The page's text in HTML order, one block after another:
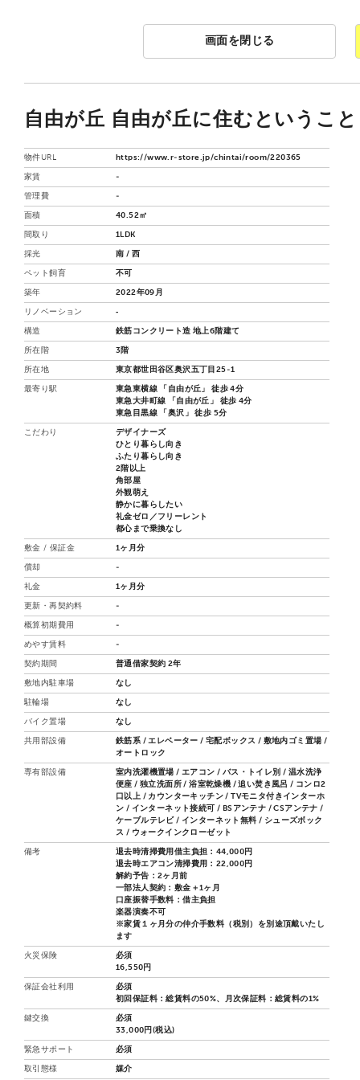
画面を閉じる
自由が丘 自由が丘に住むというこ
物件URL https://www.r-store.jp/chintai/room/220365
家賃 -
管理費 -
面積 40.52㎡
間取り 1LDK
採光 南 / 西
ペット飼育 不可
築年 2022年09月
リノベーション ‐
構造 鉄筋コンクリート造 地上6階建て
所在階 3階
所在地 東京都世田谷区奥沢五丁目25-1
最寄り駅
東急東横線 「自由が丘」 徒歩 4分
東急大井町線 「自由が丘」 徒歩 4分
東急目黒線 「奥沢」 徒歩 5分
こだわり
デザイナーズ
ひとり暮らし向き
ふたり暮らし向き
2階以上
角部屋
外観萌え
静かに暮らしたい
礼金ゼロ／フリーレント
都心まで乗換なし
敷金 / 保証金 1ヶ月分
償却 -
礼金 1ヶ月分
更新・再契約料 -
概算初期費用 -
めやす賃料 -
契約期間 普通借家契約 2年
敷地内駐車場 なし
駐輪場 なし
バイク置場 なし
共用部設備
鉄筋系 / エレベーター / 宅配ボックス / 敷地内ゴミ置場 /
オートロック
専有部設備
室内洗濯機置場 / エアコン / バス・トイレ別 / 温水洗浄
便座 / 独立洗面所 / 浴室乾燥機 / 追い焚き風呂 / コンロ2
口以上 / カウンターキッチン / TVモニタ付きインターホ
ン / インターネット接続可 / BSアンテナ / CSアンテナ /
ケーブルテレビ / インターネット無料 / シューズボック
ス / ウォークインクローゼット
備考
退去時清掃費用借主負担：44,000円
退去時エアコン清掃費用：22,000円
解約予告：2ヶ月前
一部法人契約：敷金＋1ヶ月
口座振替手数料：借主負担
楽器演奏不可
※家賃１ヶ月分の仲介手数料（税別）を別途頂戴いたし
ます
火災保険
必須
16,550円
保証会社利用
必須
初回保証料：総賃料の50%、月次保証料：総賃料の1%
鍵交換
必須
33,000円(税込)
緊急サポート 必須
取引態様 媒介